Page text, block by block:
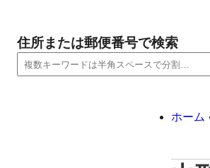
住所または郵便番号で検索
ホーム